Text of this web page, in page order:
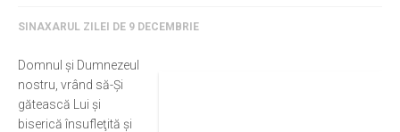
Artă sacră
Noi și Biserica
Rânduieli liturgice
Predici și cateheze
SINAXARUL ZILEI DE 9 DECEMBRIE
Domnul şi Dumnezeul
nostru, vrând să-Şi
gătească Lui şi
biserică însufleţită şi